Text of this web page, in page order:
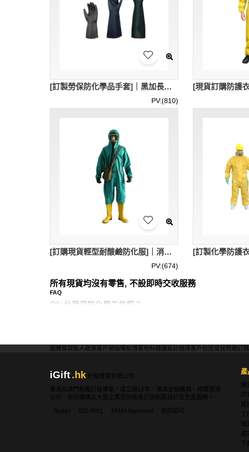
[訂製勞保防化學品手套]｜黑加長加厚戶外工作天然耐酸鹼手套｜35cm/45cm/55cm｜工業耐酸鹼手套｜耐酸耐鹼、防水防滲透、化學溶液處理等｜通過CE/EN388檢測｜通過國標AQL6102-2007檢測｜CRO008
PV:(810)
[訂購現貨輕型耐酸鹼防化服]｜消防二級連身防化服｜SF6防毒防化學品噴濺b級防護服｜防化服套裝｜適用於：石油生產、化工生產、礦山開採、食品廠、糧庫廠、冷庫等｜有相關檢測報告｜CRO004
PV:(674)
所有現貨均沒有零售, 不設即時交收服務
FAQ
Q1: 什麼是防化學工作服？
A1:防化學工作服是一種特殊設計的服裝，其主要功能是
（無論是氣態、液態、固態粉塵還是氣溶膠形式）直接
一件「衣服」，而是一個完整的防護系統，通常需要與
A2: 防化學靴是一種特殊設計的安全靴，主要功能是保護
的足部防護組件。
Q3: 它和普通的安全靴有什麼不同？
A3: 主要區別在於材料和設計。
材料： 普通安全靴注重防砸、防刺穿。防化學靴則使用
設計： 通常是一體成型，沒有縫線或鞋帶孔，以防止化學
服務條款私人政策客戶 網站導航博客布料總匯設計選擇客戶包括常見問題訂購
iGift.hk
軒龍實業有限公司
香港及澳門制服訂造專家，成立逾18年，專為金融機構、物業管理
公司、政府機構及大型企業提供度身訂造制服設計及生產服務。
Sedex
ISO 9001 FAMA Approved 政府認可
關
印
風
工
現
成